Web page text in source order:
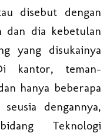
disebut dengan
dan dia kebetulan
yang disukainya
kantor, teman-
hanya beberapa
dengannya,
Teknologi